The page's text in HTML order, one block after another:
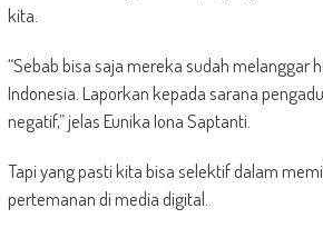
kita.
“Sebab bisa saja mereka sudah melanggar
Indonesia. Laporkan kepada sarana
negatif,” jelas Eunika Iona Saptanti.
Tapi yang pasti kita bisa selektif dalam
pertemanan di media digital.